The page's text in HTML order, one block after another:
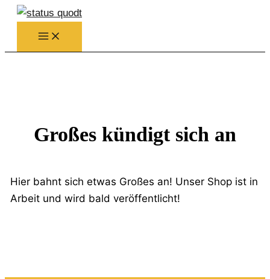
Zum
Inhalt
springen
Großes kündigt sich an
Hier bahnt sich etwas Großes an! Unser Shop ist in
Arbeit und wird bald veröffentlicht!